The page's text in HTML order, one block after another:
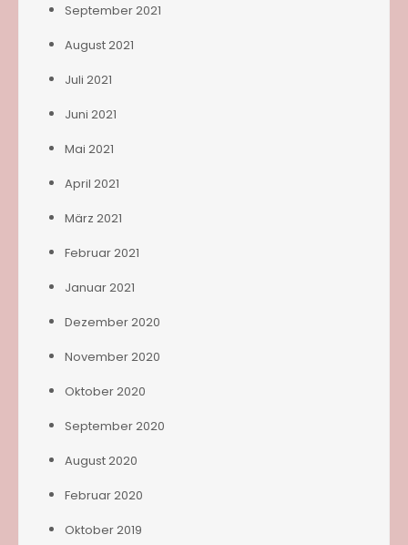
September 2021
August 2021
Juli 2021
Juni 2021
Mai 2021
April 2021
März 2021
Februar 2021
Januar 2021
Dezember 2020
November 2020
Oktober 2020
September 2020
August 2020
Februar 2020
Oktober 2019